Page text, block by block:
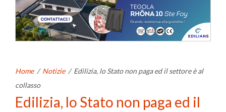
Home / Notizie / Edilizia, lo Stato non paga ed il settore è al
collasso
Edilizia, lo Stato non paga ed il